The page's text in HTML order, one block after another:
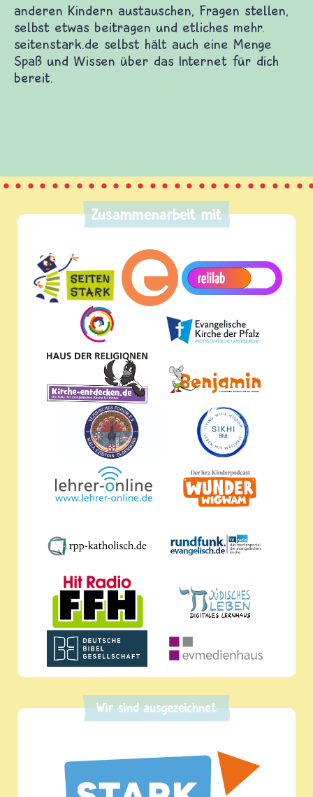
Zusammenarbeit mit
Wir sind ausgezeichnet